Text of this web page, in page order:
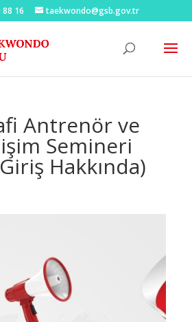
88 16 taekwondo@gsb.gov.tr
Antrenör ve
Semineri
Hakkında)